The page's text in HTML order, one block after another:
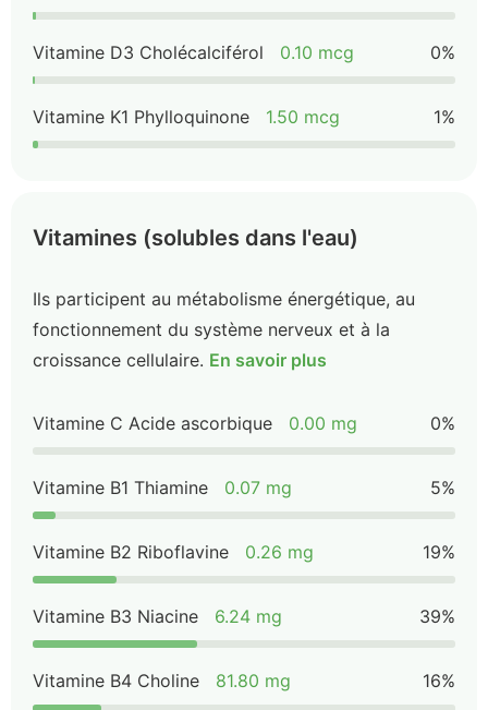
Vitamine D3 Cholécalciférol 0.10 mcg 0%
Vitamine K1 Phylloquinone 1.50 mcg 1%
Vitamines (solubles dans l'eau)
Ils participent au métabolisme énergétique, au
fonctionnement du système nerveux et à la
croissance cellulaire. En savoir plus
Vitamine C Acide ascorbique 0.00 mg 0%
Vitamine B1 Thiamine 0.07 mg 5%
Vitamine B2 Riboflavine 0.26 mg 19%
Vitamine B3 Niacine 6.24 mg 39%
Vitamine B4 Choline 81.80 mg 16%